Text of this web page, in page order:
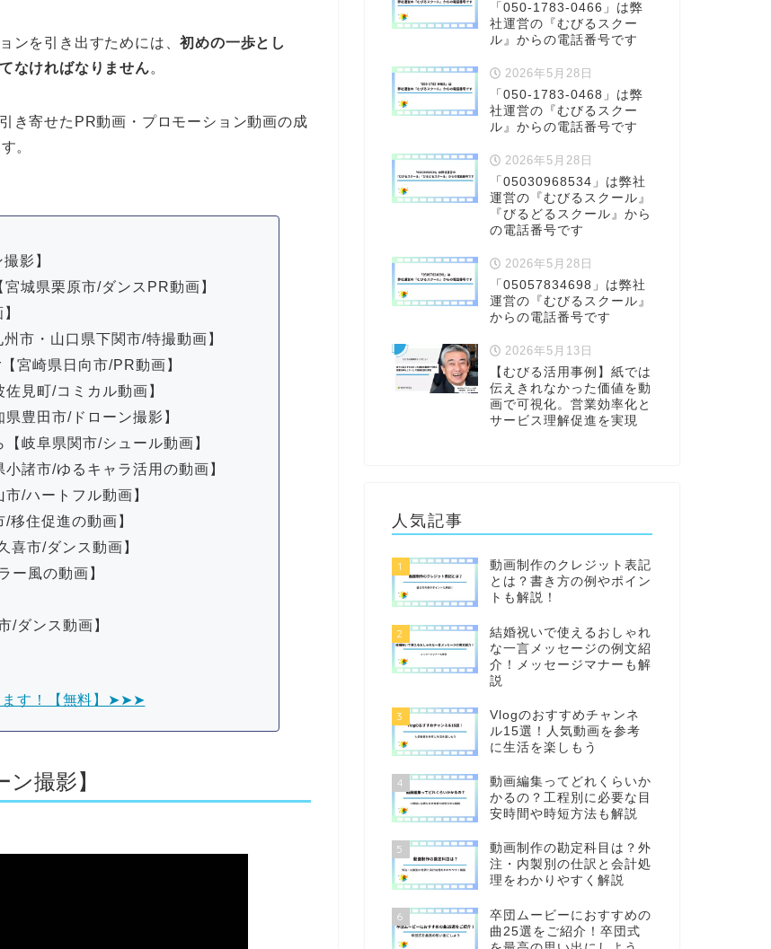
ンを引き出すためには、初めの一歩とし
なければなりません。
き寄せたPR動画・プロモーション動画の成
。
影】
城県栗原市/ダンスPR動画】
市・山口県下関市/特撮動画】
宮崎県日向市/PR動画】
見町/コミカル動画】
豊田市/ドローン撮影】
岐阜県関市/シュール動画】
諸市/ゆるキャラ活用の動画】
/ハートフル動画】
移住促進の動画】
喜市/ダンス動画】
ー風の動画】
/ダンス動画】
ます！【無料】➤➤➤
撮影】
「050-1783-0466」は弊
社運営の『むびるスクー
ル』からの電話番号です
2026年5月28日
「050-1783-0468」は弊
社運営の『むびるスクー
ル』からの電話番号です
2026年5月28日
「05030968534」は弊社
運営の『むびるスクール』
『びるどるスクール』から
の電話番号です
2026年5月28日
「05057834698」は弊社
運営の『むびるスクール』
からの電話番号です
2026年5月13日
【むびる活用事例】紙では
伝えきれなかった価値を動
画で可視化。営業効率化と
サービス理解促進を実現
人気記事
1
動画制作のクレジット表記
とは？書き方の例やポイン
トも解説！
2
結婚祝いで使えるおしゃれ
な一言メッセージの例文紹
介！メッセージマナーも解
説
3
Vlogのおすすめチャンネ
ル15選！人気動画を参考
に生活を楽しもう
4
動画編集ってどれくらいか
かるの？工程別に必要な目
安時間や時短方法も解説
5
動画制作の勘定科目は？外
注・内製別の仕訳と会計処
理をわかりやすく解説
6
卒団ムービーにおすすめの
曲25選をご紹介！卒団式